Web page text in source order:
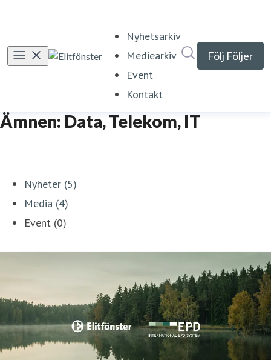
Nyhetsarkiv
Mediearkiv
Event
Kontakt
Följ Följer
Ämnen: Data, Telekom, IT
Nyheter (5)
Media (4)
Event (0)